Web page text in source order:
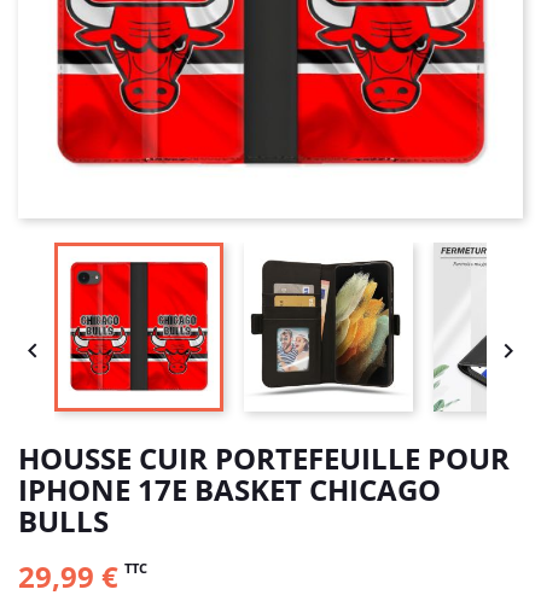
 
HOUSSE CUIR PORTEFEUILLE POUR
IPHONE 17E BASKET CHICAGO
BULLS
29,99 € TTC